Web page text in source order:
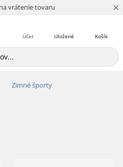
vrátenie tovaru
4.8 z 5 ×
Košík
Uložené
Účet
Zimné športy